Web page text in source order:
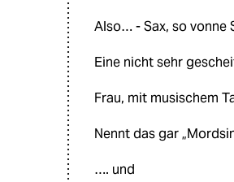
Also… - Sax, so vonne
Eine nicht sehr
Frau, mit musischem
Nennt das gar
…. und